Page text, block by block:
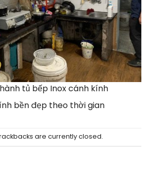
tủ bếp Inox cánh kính
bền đẹp theo thời gian
are currently closed.